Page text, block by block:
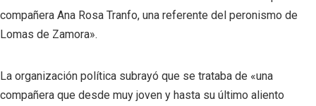
compañera Ana Rosa Tranfo, una referente del peronismo de
Lomas de Zamora».
La organización política subrayó que se trataba de «una
compañera que desde muy joven y hasta su último aliento